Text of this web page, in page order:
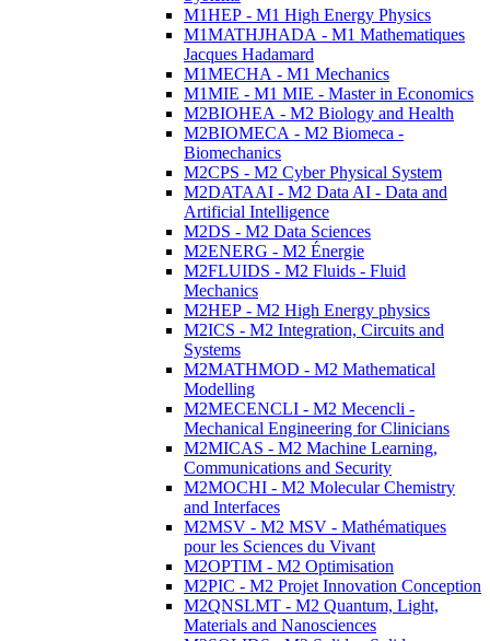
M1HEP - M1 High Energy Physics
M1MATHJHADA - M1 Mathematiques
Jacques Hadamard
M1MECHA - M1 Mechanics
M1MIE - M1 MIE - Master in Economics
M2BIOHEA - M2 Biology and Health
M2BIOMECA - M2 Biomeca -
Biomechanics
M2CPS - M2 Cyber Physical System
M2DATAAI - M2 Data AI - Data and
Artificial Intelligence
M2DS - M2 Data Sciences
M2ENERG - M2 Énergie
M2FLUIDS - M2 Fluids - Fluid
Mechanics
M2HEP - M2 High Energy physics
M2ICS - M2 Integration, Circuits and
Systems
M2MATHMOD - M2 Mathematical
Modelling
M2MECENCLI - M2 Mecencli -
Mechanical Engineering for Clinicians
M2MICAS - M2 Machine Learning,
Communications and Security
M2MOCHI - M2 Molecular Chemistry
and Interfaces
M2MSV - M2 MSV - Mathématiques
pour les Sciences du Vivant
M2OPTIM - M2 Optimisation
M2PIC - M2 Projet Innovation Conception
M2QNSLMT - M2 Quantum, Light,
Materials and Nanosciences